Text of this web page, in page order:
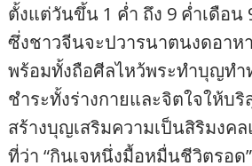
ตั้งแต่วันขึ้น 1 ค่ำ ถึง 9 ค่ำเดือ
ซึ่งชาวจีนจะปวารนาตนงดอาห
พร้อมทั้งถือศีลไหว้พระทำบุญทำ
ชำระทั้งร่างกายและจิตใจให้บ
สร้างบุญเสริมความเป็นสิริมงค
ที่ว่า “กินเจหนึ่งมื้อหมื่นชีวิตรอด